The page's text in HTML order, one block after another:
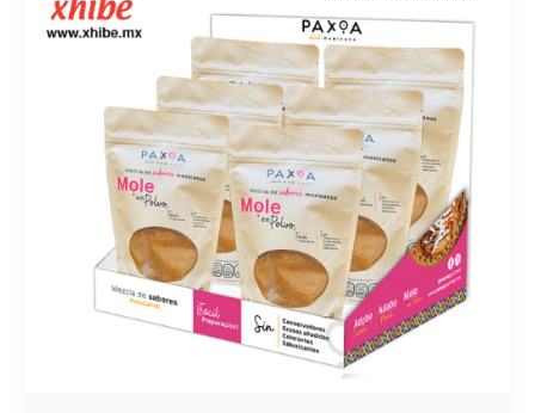
APROVECHANDO
TODOS
PUNTOS
CONTACTO